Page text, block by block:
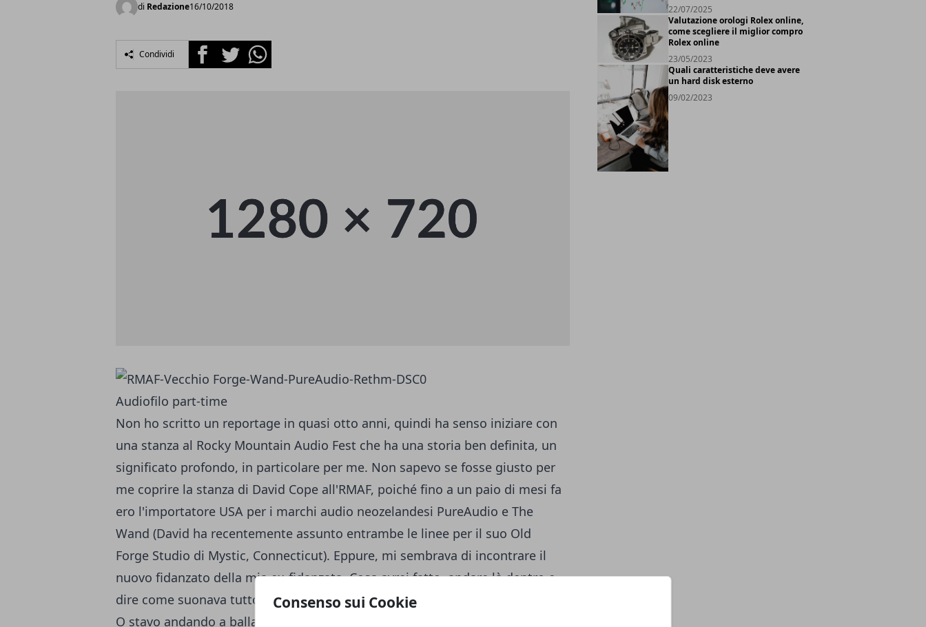
Consenso sui Cookie
di Redazione16/10/2018
Condividi FacebookTwitterWhatsapp
Audiofilo part-time
Non ho scritto un reportage in quasi otto anni, quindi ha senso iniziare con
una stanza al Rocky Mountain Audio Fest che ha una storia ben definita, un
significato profondo, in particolare per me. Non sapevo se fosse giusto per
me coprire la stanza di David Cope all'RMAF, poiché fino a un paio di mesi fa
ero l'importatore USA per i marchi audio neozelandesi PureAudio e The
Wand (David ha recentemente assunto entrambe le linee per il suo Old
Forge Studio di Mystic, Connecticut). Eppure, mi sembrava di incontrare il
nuovo fidanzato della mia ex-fidanzata. Cosa avrei fatto, andare là dentro e
dire come suonava tutto bello mentre mi asciugavo le lacrime dagli occhi?
O stavo andando a ballare lì dentro e dire, amaramente, che sono riuscito a
22/07/2025
Valutazione orologi Rolex online,
come scegliere il miglior compro
Rolex online
23/05/2023
Quali caratteristiche deve avere
un hard disk esterno
09/02/2023